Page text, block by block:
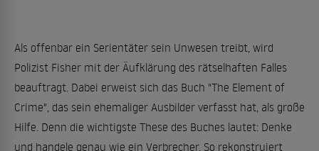
Als offenbar ein Serientäter sein Unwesen treibt, wird
Polizist Fisher mit der Äufklärung des rätselhaften Falles
beauftragt. Dabei erweist sich das Buch "The Element of
Crime", das sein ehemaliger Ausbilder verfasst hat, als große
Hilfe. Denn die wichtigste These des Buches lautet: Denke
und handele genau wie ein Verbrecher. So rekonstruiert